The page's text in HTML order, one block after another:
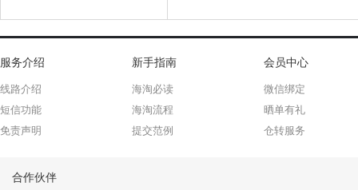
服务介绍
线路介绍
短信功能
免责声明
新手指南
海淘必读
海淘流程
提交范例
会员中心
微信绑定
晒单有礼
仓转服务
合作伙伴